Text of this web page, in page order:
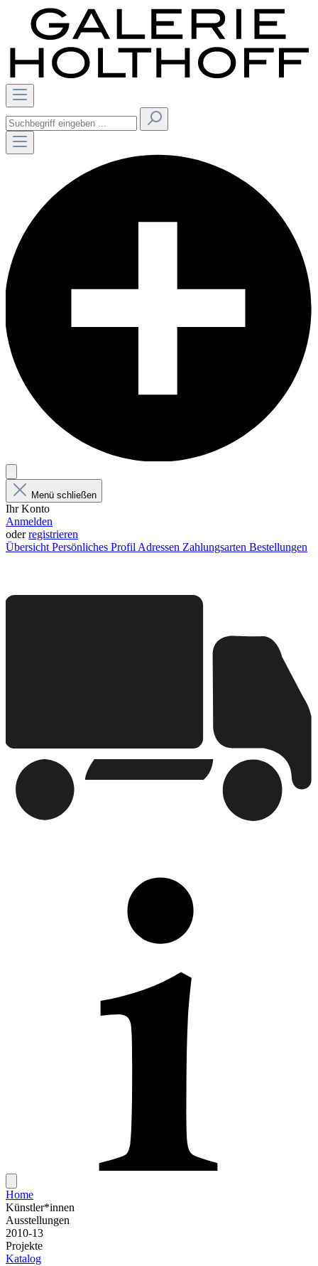
Menü schließen
Ihr Konto
Anmelden
oderregistrieren
Übersicht Persönliches Profil Adressen Zahlungsarten Bestellungen
Home
Künstler*innen
Ausstellungen
2010-13
Projekte
Katalog